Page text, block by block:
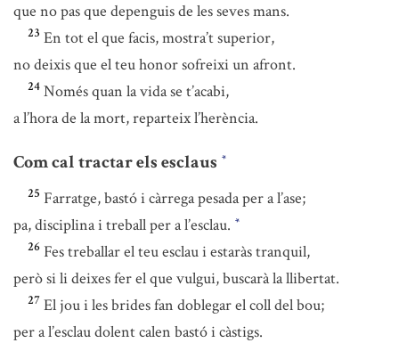
que no pas que depenguis de les seves mans.
23 En tot el que facis, mostra’t superior,
no deixis que el teu honor sofreixi un afront.
24 Només quan la vida se t’acabi,
a l’hora de la mort, reparteix l’herència.
Com cal tractar els esclaus *
25 Farratge, bastó i càrrega pesada per a l’ase;
pa, disciplina i treball per a l’esclau. *
26 Fes treballar el teu esclau i estaràs tranquil,
però si li deixes fer el que vulgui, buscarà la llibertat.
27 El jou i les brides fan doblegar el coll del bou;
per a l’esclau dolent calen bastó i càstigs.